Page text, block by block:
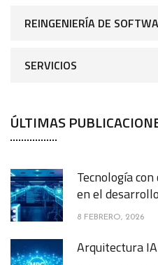
REINGENIERÍA DE
SERVICIOS
ÚLTIMAS
Tecnología
en el
8 FEBRERO, 2026
Arquitectura